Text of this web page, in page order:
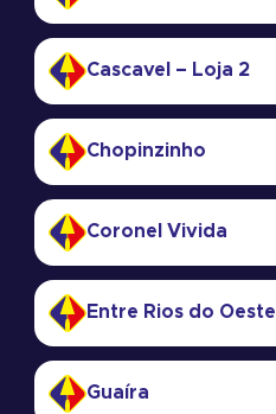
Cascavel – Loja 2
Chopinzinho
Coronel Vivida
Entre Rios do Oeste
Guaíra